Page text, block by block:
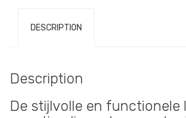
DESCRIPTION
Description
De stijlvolle en functionele